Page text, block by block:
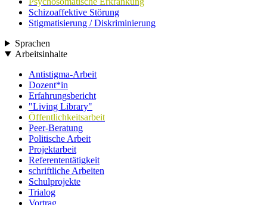
Schizoaffektive Störung
Stigmatisierung / Diskriminierung
Sprachen
Arbeitsinhalte
Antistigma-Arbeit
Dozent*in
Erfahrungsbericht
"Living Library"
Öffentlichkeitsarbeit
Peer-Beratung
Politische Arbeit
Projektarbeit
Referententätigkeit
schriftliche Arbeiten
Schulprojekte
Trialog
Vortrag